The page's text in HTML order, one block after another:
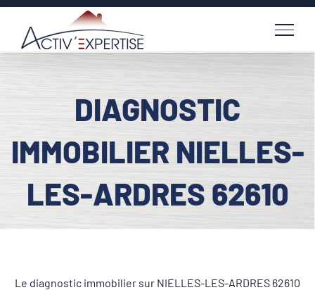
Passer
contenu
DIAGNOSTIC
IMMOBILIER NIELLES-
LES-ARDRES 62610
Le diagnostic immobilier sur NIELLES-LES-ARDRES 62610